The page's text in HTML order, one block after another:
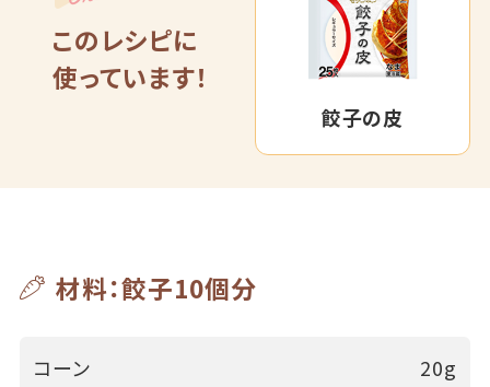
このレシピに
使っています！
餃子の皮
材料：餃子10個分
コーン 20g